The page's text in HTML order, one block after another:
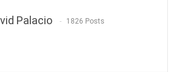
Palacio 1826 Posts